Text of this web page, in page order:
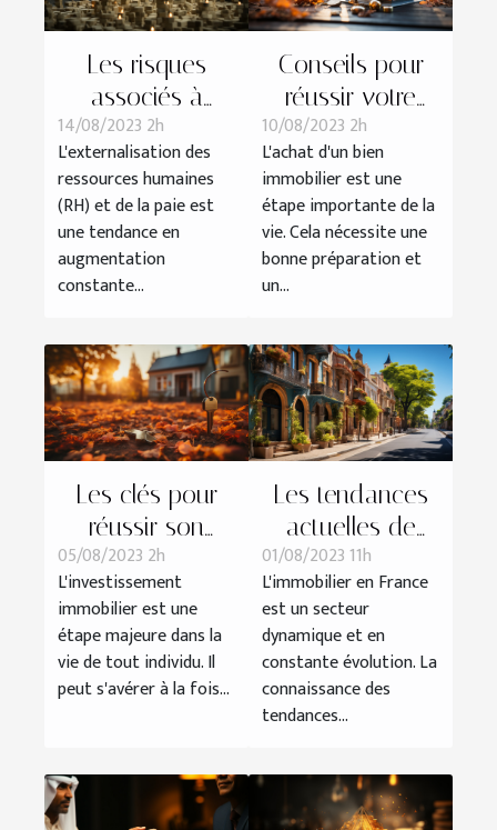
Les risques
associés à
l'externalisation
RH et paie :
comment les
éviter?
14/08/2023 2h
L'externalisation des
ressources humaines
(RH) et de la paie est
une tendance en
augmentation
constante...
Conseils pour
réussir votre
achat
immobilier
10/08/2023 2h
L'achat d'un bien
immobilier est une
étape importante de la
vie. Cela nécessite une
bonne préparation et
un...
Les clés pour
réussir son
premier
investissement
immobilier
05/08/2023 2h
L'investissement
immobilier est une
étape majeure dans la
vie de tout individu. Il
peut s'avérer à la fois...
Les tendances
actuelles de
l'immobilier en
France
01/08/2023 11h
L'immobilier en France
est un secteur
dynamique et en
constante évolution. La
connaissance des
tendances...